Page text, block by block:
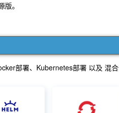
。
部署、Kubernetes部署 以及 混合